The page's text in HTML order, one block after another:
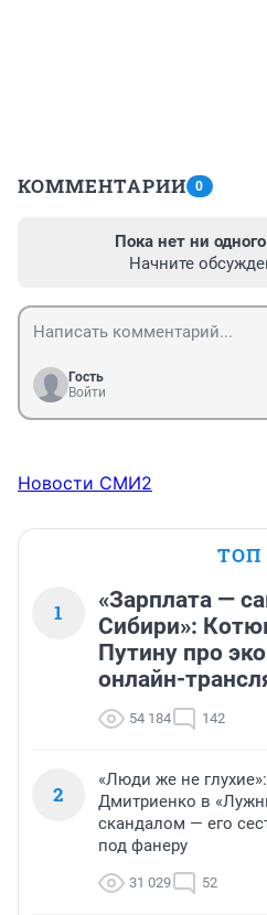
КОММЕНТАРИИ 0
Пока нет ни
Начните
Гость
Войти
Новости СМИ2
ТОП
1
«Зарплата —
Сибири»:
Путину про
онлайн-
54 184 142
2
«Люди же не
Дмитриенко в
скандалом — его
под фанеру
31 029 52